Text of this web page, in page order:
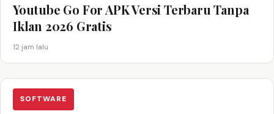
Youtube Go For APK Versi Terbaru Tanpa
Iklan 2026 Gratis
12 jam lalu
SOFTWARE